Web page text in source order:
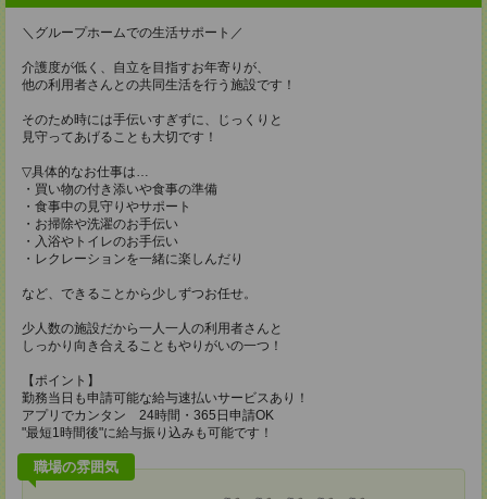
＼グループホームでの生活サポート／
介護度が低く、自立を目指すお年寄りが、
他の利用者さんとの共同生活を行う施設です！
そのため時には手伝いすぎずに、じっくりと
見守ってあげることも大切です！
▽具体的なお仕事は…
・買い物の付き添いや食事の準備
・食事中の見守りやサポート
・お掃除や洗濯のお手伝い
・入浴やトイレのお手伝い
・レクレーションを一緒に楽しんだり
など、できることから少しずつお任せ。
少人数の施設だから一人一人の利用者さんと
しっかり向き合えることもやりがいの一つ！
【ポイント】
勤務当日も申請可能な給与速払いサービスあり！
アプリでカンタン 24時間・365日申請OK
"最短1時間後"に給与振り込みも可能です！
職場の雰囲気